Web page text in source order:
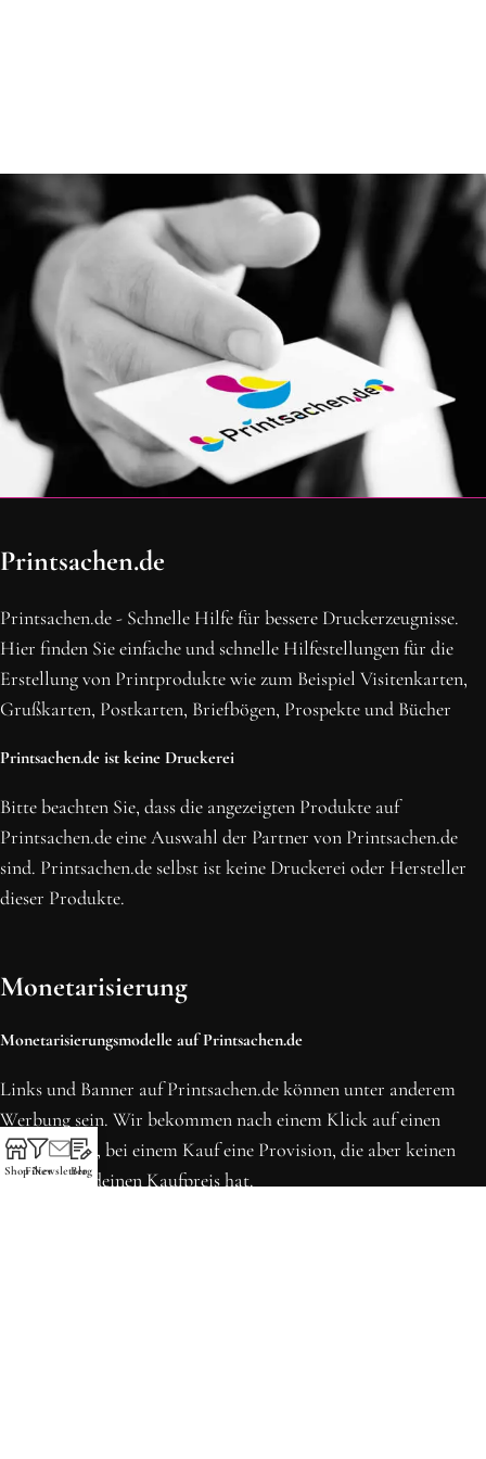
OH SCHON AM ENDE ANGEKOMMEN
BLEIBE MIT UNS IN VERBINDUNG!
Erhalte die neusten Beiträge, sichere dir Top-Angebote und
abonniere unseren Newsletter.
NEWSLETTER ABONNIEREN
Printsachen.de
Printsachen.de - Schnelle Hilfe für bessere Druckerzeugnisse.
Hier finden Sie einfache und schnelle Hilfestellungen für die
Erstellung von Printprodukte wie zum Beispiel Visitenkarten,
Grußkarten, Postkarten, Briefbögen, Prospekte und Bücher
Printsachen.de ist keine Druckerei
Bitte beachten Sie, dass die angezeigten Produkte auf
Printsachen.de eine Auswahl der Partner von Printsachen.de
sind. Printsachen.de selbst ist keine Druckerei oder Hersteller
dieser Produkte.
Monetarisierung
Monetarisierungsmodelle auf Printsachen.de
Links und Banner auf Printsachen.de können unter anderem
Werbung sein. Wir bekommen nach einem Klick auf einen
solchen Link, bei einem Kauf eine Provision, die aber keinen
Einfluss auf deinen Kaufpreis hat.
ShopFilter
Newsletter
Blog